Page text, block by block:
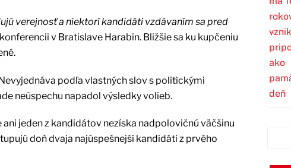
verejnosť a niektorí kandidáti vzdávaním sa pred
v Bratislave Harabin. Bližšie sa ku kupčeniu
podľa vlastných slov s politickými
neúspechu napadol výsledky volieb.
jeden z kandidátov nezíska nadpolovičnú väčšinu
doň dvaja najúspešnejší kandidáti z prvého